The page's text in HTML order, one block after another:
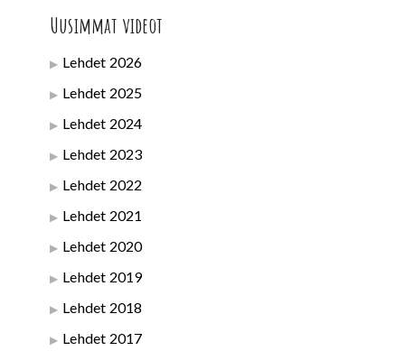
Uusimmat videot
Lehdet 2026
Lehdet 2025
Lehdet 2024
Lehdet 2023
Lehdet 2022
Lehdet 2021
Lehdet 2020
Lehdet 2019
Lehdet 2018
Lehdet 2017